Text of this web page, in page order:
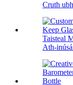
Cruth
Taisteal
Ath-